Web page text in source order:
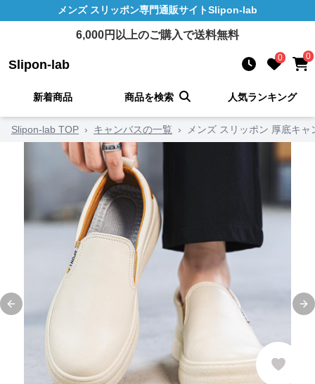
メンズ スリッポン専門通販サイトSlipon-lab
6,000円以上のご購入で送料無料
Slipon-lab 0 0
新着商品 商品を検索 人気ランキング
Slipon-lab TOP › キャンバスの一覧 › メンズ スリッポン 厚底キ
Previous slide